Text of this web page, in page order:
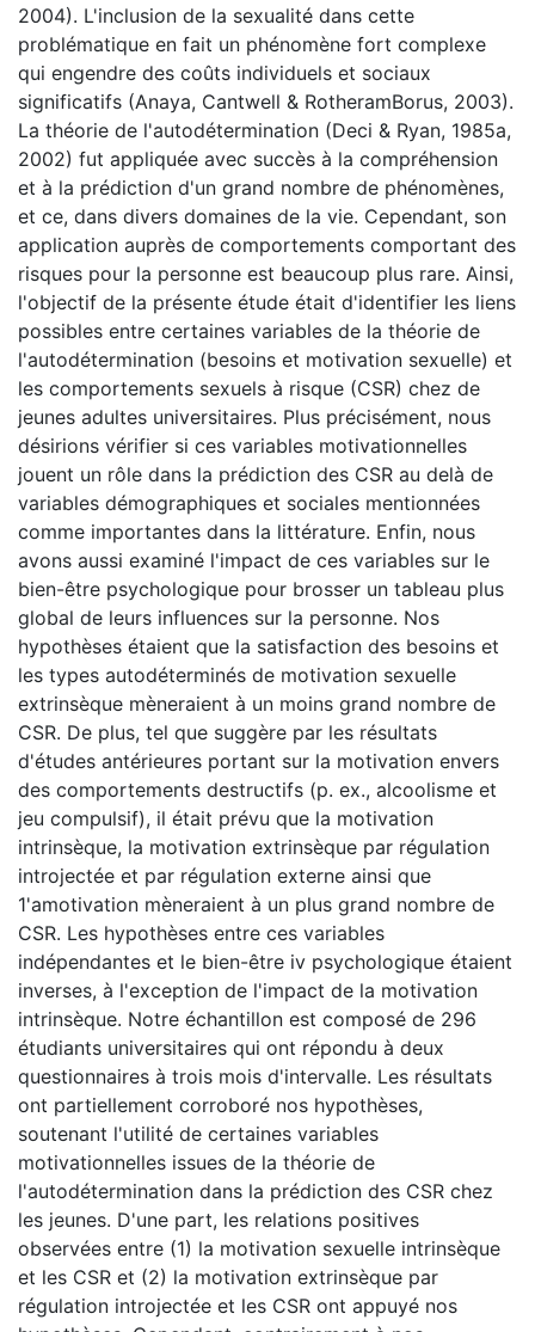
2004). L'inclusion de la sexualité dans cette
problématique en fait un phénomène fort complexe
qui engendre des coûts individuels et sociaux
significatifs (Anaya, Cantwell & RotheramBorus, 2003).
La théorie de l'autodétermination (Deci & Ryan, 1985a,
2002) fut appliquée avec succès à la compréhension
et à la prédiction d'un grand nombre de phénomènes,
et ce, dans divers domaines de la vie. Cependant, son
application auprès de comportements comportant des
risques pour la personne est beaucoup plus rare. Ainsi,
l'objectif de la présente étude était d'identifier les liens
possibles entre certaines variables de la théorie de
l'autodétermination (besoins et motivation sexuelle) et
les comportements sexuels à risque (CSR) chez de
jeunes adultes universitaires. Plus précisément, nous
désirions vérifier si ces variables motivationnelles
jouent un rôle dans la prédiction des CSR au delà de
variables démographiques et sociales mentionnées
comme importantes dans la littérature. Enfin, nous
avons aussi examiné l'impact de ces variables sur le
bien-être psychologique pour brosser un tableau plus
global de leurs influences sur la personne. Nos
hypothèses étaient que la satisfaction des besoins et
les types autodéterminés de motivation sexuelle
extrinsèque mèneraient à un moins grand nombre de
CSR. De plus, tel que suggère par les résultats
d'études antérieures portant sur la motivation envers
des comportements destructifs (p. ex., alcoolisme et
jeu compulsif), il était prévu que la motivation
intrinsèque, la motivation extrinsèque par régulation
introjectée et par régulation externe ainsi que
1'amotivation mèneraient à un plus grand nombre de
CSR. Les hypothèses entre ces variables
indépendantes et le bien-être iv psychologique étaient
inverses, à l'exception de l'impact de la motivation
intrinsèque. Notre échantillon est composé de 296
étudiants universitaires qui ont répondu à deux
questionnaires à trois mois d'intervalle. Les résultats
ont partiellement corroboré nos hypothèses,
soutenant l'utilité de certaines variables
motivationnelles issues de la théorie de
l'autodétermination dans la prédiction des CSR chez
les jeunes. D'une part, les relations positives
observées entre (1) la motivation sexuelle intrinsèque
et les CSR et (2) la motivation extrinsèque par
régulation introjectée et les CSR ont appuyé nos